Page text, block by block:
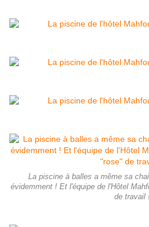
La piscine à balles a même sa
évidemment ! Et l'équipe de l'Hôtel
de travail